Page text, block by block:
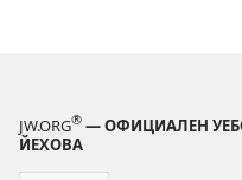
JW.ORG® — ОФИЦИАЛЕН
ЙЕХОВА